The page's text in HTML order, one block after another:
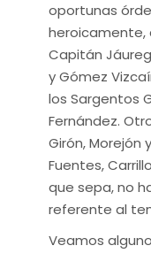
oportunas
Capitán
y Gómez
los Sargentos
Fernández.
Girón, Morejón
Fuentes,
que sepa, no
referente al
Veamos